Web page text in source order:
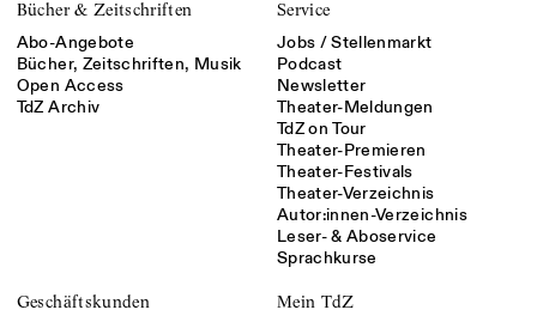
Bücher & Zeitschriften
Abo-Angebote
Bücher, Zeitschriften, Musik
Open Access
TdZ Archiv
Service
Jobs / Stellenmarkt
Podcast
Newsletter
Theater-Meldungen
TdZ on Tour
Theater-Premieren
Theater-Festivals
Theater-Verzeichnis
Autor:innen-Verzeichnis
Leser- & Aboservice
Sprachkurse
Geschäftskunden Mein TdZ